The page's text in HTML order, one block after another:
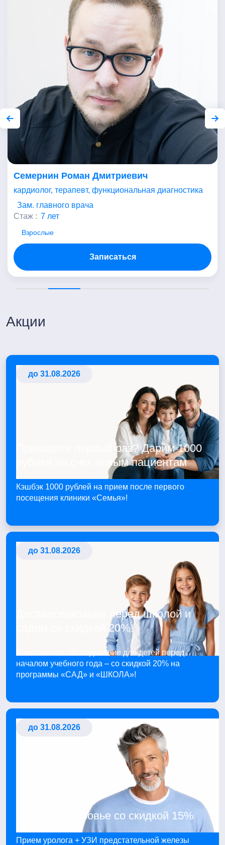
Семернин Роман Дмитриевич
кардиолог, терапевт, функциональная диагностика
Зам. главного врача
Стаж : 7 лет
Взрослые
Записаться
Акции
до 31.08.2026
Приходите первый раз? Дарим 1000
рублей на счет новым пациентам
Кэшбэк 1000 рублей на прием после первого
посещения клиники «Семья»!
до 31.08.2026
Диспансеризация перед школой и
садом со скидкой 20%!
Комплексное обследование для детей перед
началом учебного года – со скидкой 20% на
программы «САД» и «ШКОЛА»!
до 31.08.2026
Мужское здоровье со скидкой 15%
Прием уролога + УЗИ предстательной железы